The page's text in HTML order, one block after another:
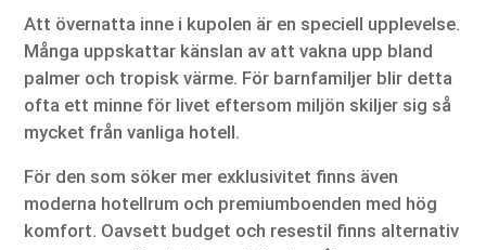
Att övernatta inne i kupolen är en speciell upplevelse.
Många uppskattar känslan av att vakna upp bland
palmer och tropisk värme. För barnfamiljer blir detta
ofta ett minne för livet eftersom miljön skiljer sig så
mycket från vanliga hotell.
För den som söker mer exklusivitet finns även
moderna hotellrum och premiumboenden med hög
komfort. Oavsett budget och resestil finns alternativ